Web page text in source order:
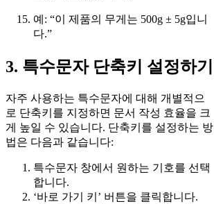
예: “이 제품의 무게는 500g ± 5g입니
다.”
3. 특수문자 단축키 설정하기
자주 사용하는 특수문자에 대해 개별적으
로 단축키를 지정하면 문서 작성 효율을 크
게 높일 수 있습니다. 단축키를 설정하는 방
법은 다음과 같습니다:
특수문자 창에서 원하는 기호를 선택
합니다.
‘바로 가기 키’ 버튼을 클릭합니다.